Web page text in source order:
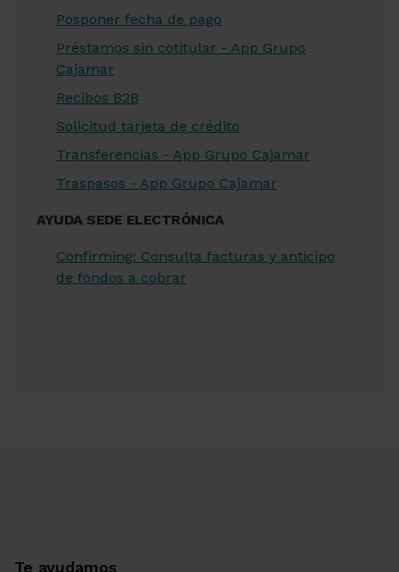
Posponer fecha de pago
Préstamos sin cotitular - App Grupo
Cajamar
Recibos B2B
Solicitud tarjeta de crédito
Transferencias - App Grupo Cajamar
Traspasos - App Grupo Cajamar
AYUDA SEDE ELECTRÓNICA
Confirming: Consulta facturas y anticipo
de fondos a cobrar
Te ayudamos